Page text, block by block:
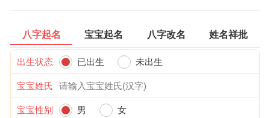
八字起名 宝宝起名 八字改名 姓名祥批
出生状态 已出生 未出生
宝宝姓氏
宝宝性别 男 女